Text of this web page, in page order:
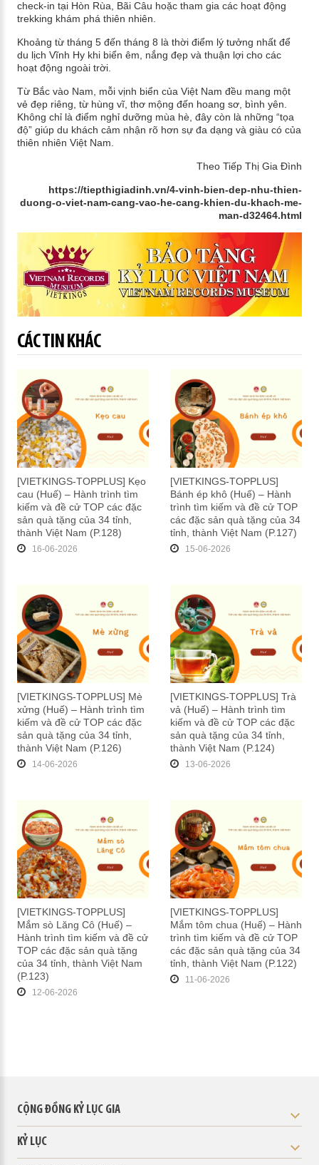
check-in tại Hòn Rùa, Bãi Câu hoặc tham gia các hoạt động
trekking khám phá thiên nhiên.
Khoảng từ tháng 5 đến tháng 8 là thời điểm lý tưởng nhất để
du lịch Vĩnh Hy khi biển êm, nắng đẹp và thuận lợi cho các
hoạt động ngoài trời.
Từ Bắc vào Nam, mỗi vịnh biển của Việt Nam đều mang một
vẻ đẹp riêng, từ hùng vĩ, thơ mộng đến hoang sơ, bình yên.
Không chỉ là điểm nghỉ dưỡng mùa hè, đây còn là những “tọa
độ” giúp du khách cảm nhận rõ hơn sự đa dạng và giàu có của
thiên nhiên Việt Nam.
Theo Tiếp Thị Gia Đình
https://tiepthigiadinh.vn/4-vinh-bien-dep-nhu-thien-
duong-o-viet-nam-cang-vao-he-cang-khien-du-khach-me-
man-d32464.html​
CÁC TIN KHÁC
[VIETKINGS-TOPPLUS] Kẹo
cau (Huế) – Hành trình tìm
kiếm và đề cử TOP các đặc
sản quà tặng của 34 tỉnh,
thành Việt Nam (P.128)
16-06-2026
[VIETKINGS-TOPPLUS]
Bánh ép khô (Huế) – Hành
trình tìm kiếm và đề cử TOP
các đặc sản quà tặng của 34
tỉnh, thành Việt Nam (P.127)
15-06-2026
[VIETKINGS-TOPPLUS] Mè
xửng (Huế) – Hành trình tìm
kiếm và đề cử TOP các đặc
sản quà tặng của 34 tỉnh,
thành Việt Nam (P.126)
14-06-2026
[VIETKINGS-TOPPLUS] Trà
vả (Huế) – Hành trình tìm
kiếm và đề cử TOP các đặc
sản quà tặng của 34 tỉnh,
thành Việt Nam (P.124)
13-06-2026
[VIETKINGS-TOPPLUS]
Mắm sò Lăng Cô (Huế) –
Hành trình tìm kiếm và đề cử
TOP các đặc sản quà tặng
của 34 tỉnh, thành Việt Nam
(P.123)
12-06-2026
[VIETKINGS-TOPPLUS]
Mắm tôm chua (Huế) – Hành
trình tìm kiếm và đề cử TOP
các đặc sản quà tặng của 34
tỉnh, thành Việt Nam (P.122)
11-06-2026
CỘNG ĐỒNG KỶ LỤC GIA
KỶ LỤC